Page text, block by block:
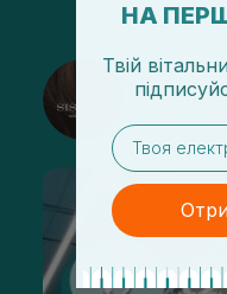
НА
Твій
email